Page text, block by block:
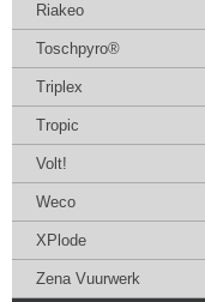
Riakeo
Toschpyro®
Triplex
Tropic
Volt!
Weco
XPlode
Zena Vuurwerk